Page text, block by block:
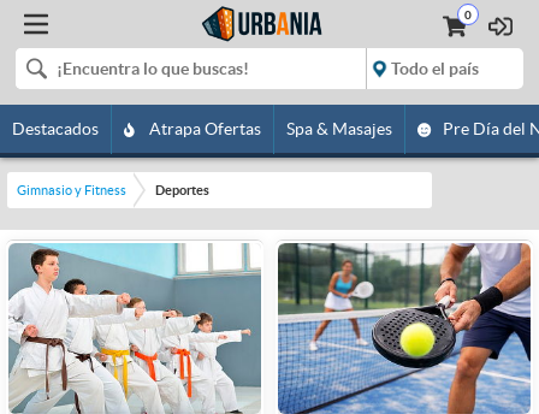
0
Destacados Atrapa Ofertas Spa & Masajes Pre Día del
Gimnasio y Fitness Deportes